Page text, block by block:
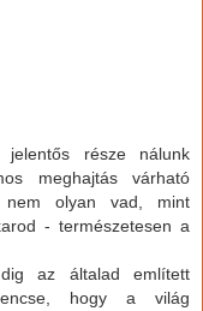
jelentős része nálunk
meghajtás várható
nem olyan vad, mint
- természetesen a
az általad említett
hogy a világ